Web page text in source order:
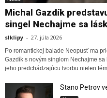
Michal Gazdík
singel Nechajme sa
slklipy - 27. júla 2026
Po romantickej balade Neopusť ma
Gazdík s novým singlom Nechajme
jeho predchádzajúcu tvorbu nielen
Stano Petrov